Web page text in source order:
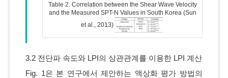
Table 2. Correlation between the Shear Wave Velocity
and the Measured SPT-N Values in South Korea (Sun
et al., 2013)
3.2 전단파 속도와 LPI의 상관관계를 이용한 LPI 계산
Fig. 1은 본 연구에서 제안하는 액상화 평가 방법의